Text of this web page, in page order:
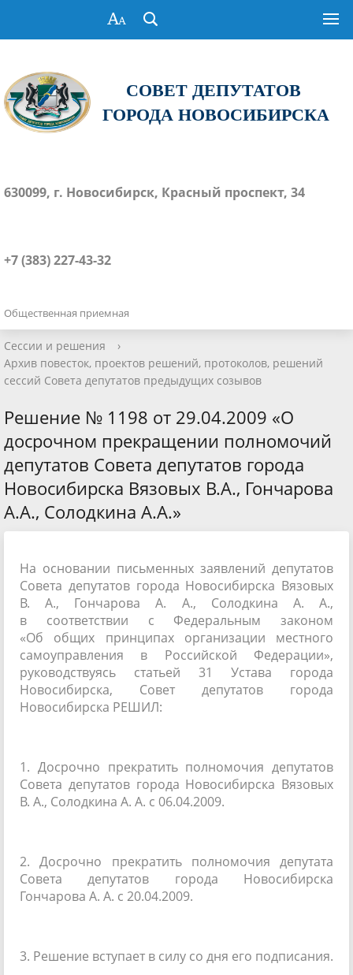
СОВЕТ ДЕПУТАТОВ
ГОРОДА НОВОСИБИРСКА
630099, г. Новосибирск, Красный проспект, 34
+7 (383) 227-43-32
Общественная приемная
Сессии и решения
›
Архив повесток, проектов решений, протоколов, решений
сессий Совета депутатов предыдущих созывов
Решение № 1198 от 29.04.2009 «О
досрочном прекращении полномочий
депутатов Совета депутатов города
Новосибирска Вязовых В.А., Гончарова
А.А., Солодкина А.А.»
На основании письменных заявлений депутатов
Совета депутатов города Новосибирска Вязовых
В. А., Гончарова А. А., Солодкина А. А.,
в соответствии с Федеральным законом
«Об общих принципах организации местного
самоуправления в Российской Федерации»,
руководствуясь статьей 31 Устава города
Новосибирска, Совет депутатов города
Новосибирска РЕШИЛ:
1. Досрочно прекратить полномочия депутатов
Совета депутатов города Новосибирска Вязовых
В. А., Солодкина А. А. с 06.04.2009.
2. Досрочно прекратить полномочия депутата
Совета депутатов города Новосибирска
Гончарова А. А. с 20.04.2009.
3. Решение вступает в силу со дня его подписания.